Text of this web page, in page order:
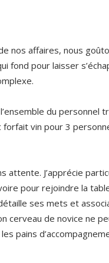
nos affaires, nous
fond pour laisser
du personnel
forfait vin pour 3
attente. J’apprécie
pour rejoindre la
ses mets et
cerveau de novice ne
pains